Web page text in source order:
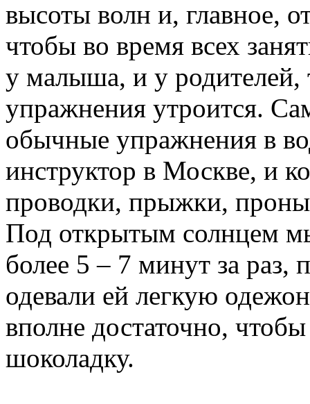
высоты волн и, главное,
чтобы во время всех
у малыша, и у родителей,
упражнения утроится.
обычные упражнения в
инструктор в Москве, и
проводки, прыжки,
Под открытым солнцем
более 5 – 7 минут за раз,
одевали ей легкую
вполне достаточно, чтобы
шоколадку.